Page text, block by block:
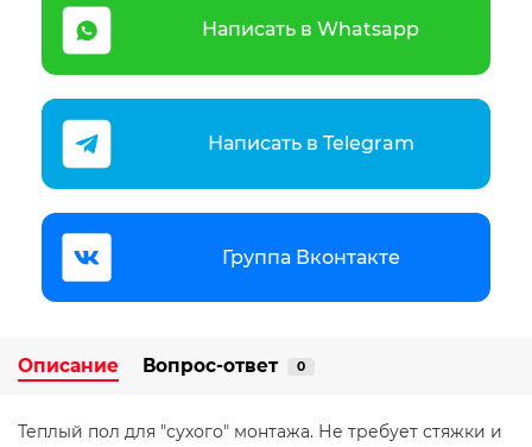
Написать в Whatsapp
Написать в Telegram
Группа Вконтакте
Описание Вопрос-ответ 0
Теплый пол для "сухого" монтажа. Не требует стяжки и